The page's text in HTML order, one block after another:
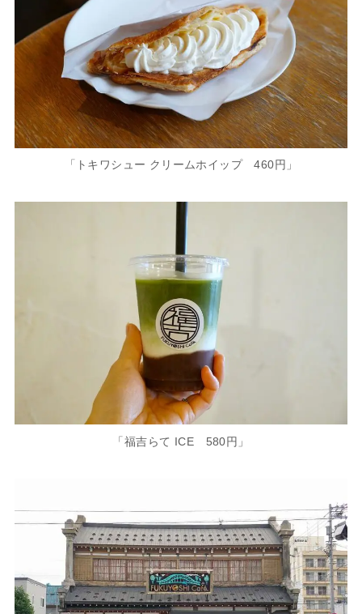
「トキワシュー クリームホイップ 460円」
「福吉らて ICE 580円」